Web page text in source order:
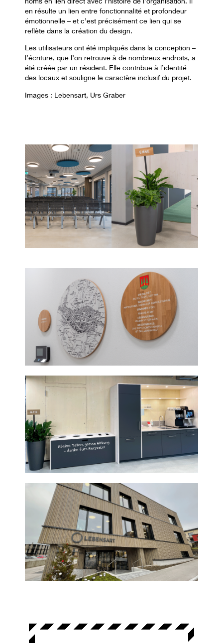
en résulte un lien entre fonctionnalité et profondeur
émotionnelle – et c’est précisément ce lien qui se
reflète dans la création du design.
Les utilisateurs ont été impliqués dans la conception –
l’écriture, que l’on retrouve à de nombreux endroits, a
été créée par un résident. Elle contribue à l’identité
des locaux et souligne le caractère inclusif du projet.
Images : Lebensart, Urs Graber